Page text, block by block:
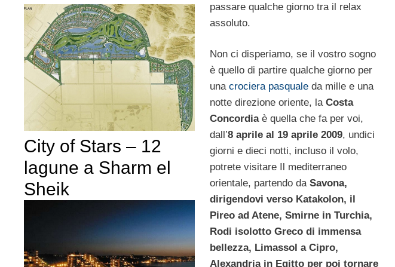
passare qualche giorno tra il relax
assoluto.
Non ci disperiamo, se il vostro sogno
è quello di partire qualche giorno per
una crociera pasqualeda mille e una
notte direzione oriente, la Costa
Concordiaè quella che fa per voi,
dall’8 aprile al 19 aprile 2009, undici
giorni e dieci notti, incluso il volo,
potrete visitare Il mediterraneo
orientale, partendo da Savona,
dirigendovi verso Katakolon, il
Pireo ad Atene, Smirne in Turchia,
Rodi isolotto Greco di immensa
bellezza, Limassol a Cipro,
Alexandria in Egitto per poi tornare
City of Stars – 12
lagune a Sharm el
Sheik